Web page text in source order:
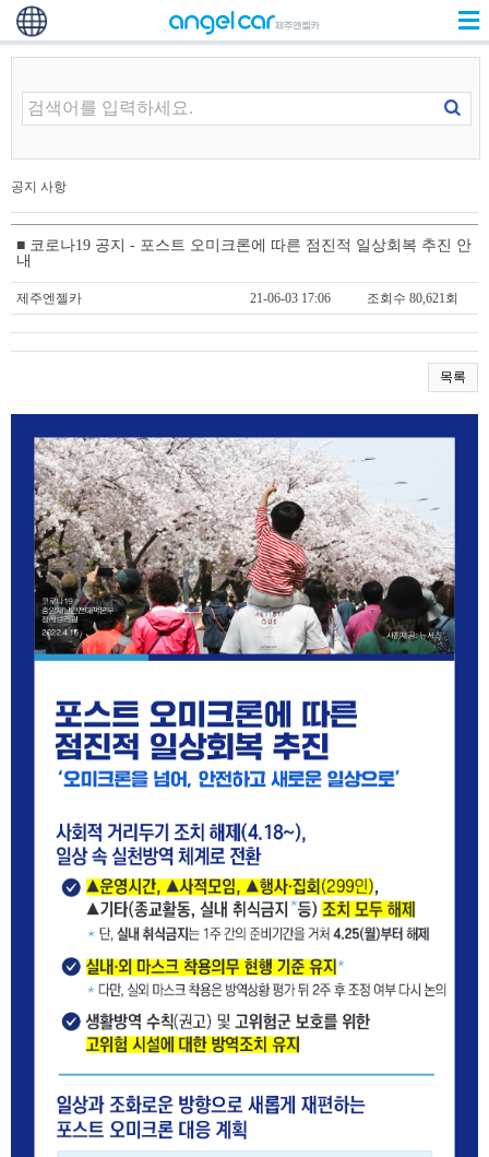
공지 사항
■ 코로나19 공지 - 포스트 오미크론에 따른 점진적 일상회복 추진 안
내
제주엔젤카 21-06-03 17:06 조회수 80,621회
목록